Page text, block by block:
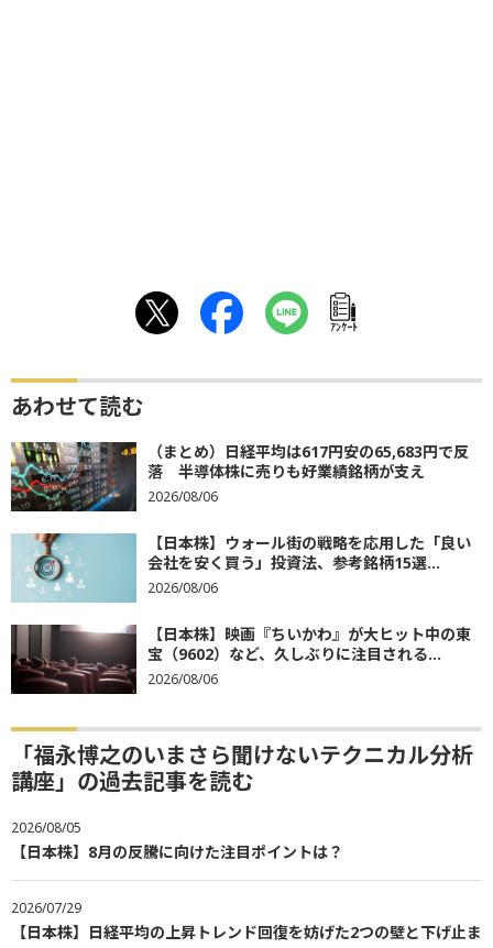
ｱﾝｹｰﾄ
あわせて読む
（まとめ）日経平均は617円安の65,683円で反
落 半導体株に売りも好業績銘柄が支え
2026/08/06
【日本株】ウォール街の戦略を応用した「良い
会社を安く買う」投資法、参考銘柄15選...
2026/08/06
【日本株】映画『ちいかわ』が大ヒット中の東
宝（9602）など、久しぶりに注目される...
2026/08/06
「福永博之のいまさら聞けないテクニカル分析
講座」の過去記事を読む
2026/08/05
【日本株】8月の反騰に向けた注目ポイントは？
2026/07/29
【日本株】日経平均の上昇トレンド回復を妨げた2つの壁と下げ止ま